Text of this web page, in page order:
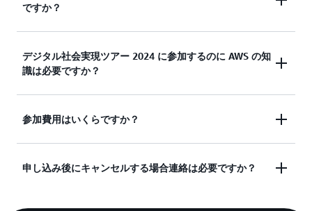
すか？
ですか？
複数会場に参加する場合、各会場それぞれに登録が
必要ですか？
デジタル社会実現ツアー 2024 に参加するのに AWS の知
識は必要ですか？
デジタル社会実現ツアー 2024 に参加するのに
参加費用はいくらですか？
参加費用はいくらですか？
申し込み後にキャンセルする場合連絡は必要ですか？